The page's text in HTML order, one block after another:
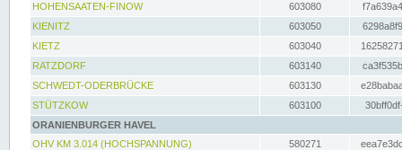
HOHENSAATEN-FINOW
603080
KIENITZ
603050
KIETZ
603040
RATZDORF
603140
SCHWEDT-ODERBRÜCKE
603130
STÜTZKOW
603100
ORANIENBURGER HAVEL
OHV KM 3.014 (HOCHSPANNUNG)
580271